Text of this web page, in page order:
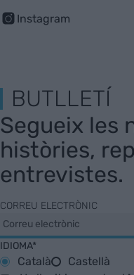
Instagram
BUTLLETÍ
Segueix les
històries,
entrevistes.
CORREU ELECTRÒNIC
IDIOMA*
Català
Castellà